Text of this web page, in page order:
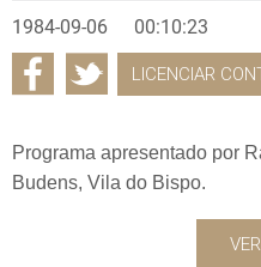
1984-09-06 00:10:23
LICENCIAR
Programa apresentado por
Budens, Vila do Bispo.